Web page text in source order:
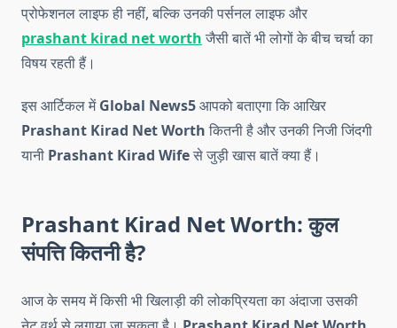
प्रोफेशनल लाइफ ही नहीं, बल्कि उनकी पर्सनल लाइफ और
prashant kirad net worth जैसी बातें भी लोगों के बीच चर्चा का
विषय रहती हैं।
इस आर्टिकल मेंGlobal News5आपको बताएगा कि आखिर
Prashant Kirad Net Worth कितनी है और उनकी निजी जिंदगी
यानी Prashant Kirad Wifeसे जुड़ी खास बातें क्या हैं।
Prashant Kirad Net Worth: कुल
संपत्ति कितनी है?
आज के समय में किसी भी खिलाड़ी की लोकप्रियता का अंदाजा उसकी